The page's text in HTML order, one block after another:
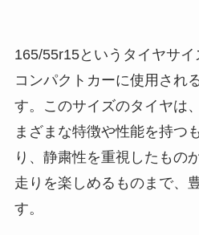
165/55r15というタイヤサ
コンパクトカーに使用され
す。このサイズのタイヤは
まざまな特徴や性能を持つ
り、静粛性を重視したもの
走りを楽しめるものまで、
す。